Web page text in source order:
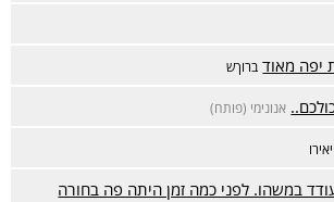
יפה מאוד ברוךש
אנונימי (פותח)
יאירו
במשהו. לפני כמה זמן היתה פה בחורה